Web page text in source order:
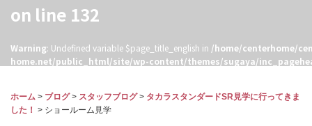
on line 132
Warning: Undefined variable $page_title_english in /home/centerhome/
home.net/public_html/site/wp-content/themes/sugaya/
ホーム > ブログ> スタッフブログ> タカラスタンダードSR見学に行ってきま
した！ > ショールーム見学